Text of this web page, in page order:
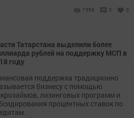
1556 0 0
Татарстана выделили более
рублей на поддержку МСП в
году
поддержка традиционно
бизнесу с помощью
лизинговых программ и
процентных ставок по